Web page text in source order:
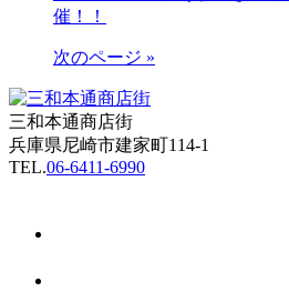
催！！
次のページ »
三和本通商店街
兵庫県尼崎市建家町114-1
TEL.06-6411-6990